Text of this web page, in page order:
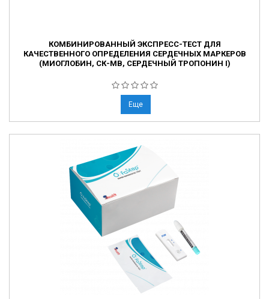
КОМБИНИРОВАННЫЙ ЭКСПРЕСС-ТЕСТ ДЛЯ
КАЧЕСТВЕННОГО ОПРЕДЕЛЕНИЯ СЕРДЕЧНЫХ МАРКЕРОВ
(МИОГЛОБИН, СК-МВ, СЕРДЕЧНЫЙ ТРОПОНИН I)
Еще